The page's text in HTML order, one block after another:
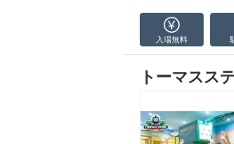
入場無料
トーマスス